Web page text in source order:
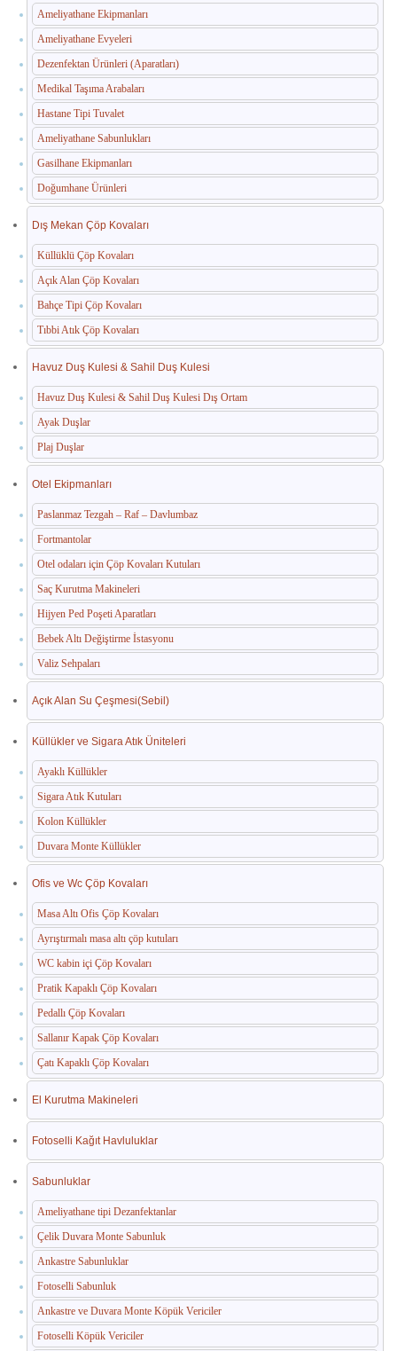
Ameliyathane Ekipmanları
Ameliyathane Evyeleri
Dezenfektan Ürünleri (Aparatları)
Medikal Taşıma Arabaları
Hastane Tipi Tuvalet
Ameliyathane Sabunlukları
Gasilhane Ekipmanları
Doğumhane Ürünleri
Dış Mekan Çöp Kovaları
Küllüklü Çöp Kovaları
Açık Alan Çöp Kovaları
Bahçe Tipi Çöp Kovaları
Tıbbi Atık Çöp Kovaları
Havuz Duş Kulesi & Sahil Duş Kulesi
Havuz Duş Kulesi & Sahil Duş Kulesi Dış Ortam
Ayak Duşlar
Plaj Duşlar
Otel Ekipmanları
Paslanmaz Tezgah – Raf – Davlumbaz
Fortmantolar
Otel odaları için Çöp Kovaları Kutuları
Saç Kurutma Makineleri
Hijyen Ped Poşeti Aparatları
Bebek Altı Değiştirme İstasyonu
Valiz Sehpaları
Açık Alan Su Çeşmesi(Sebil)
Küllükler ve Sigara Atık Üniteleri
Ayaklı Küllükler
Sigara Atık Kutuları
Kolon Küllükler
Duvara Monte Küllükler
Ofis ve Wc Çöp Kovaları
Masa Altı Ofis Çöp Kovaları
Ayrıştırmalı masa altı çöp kutuları
WC kabin içi Çöp Kovaları
Pratik Kapaklı Çöp Kovaları
Pedallı Çöp Kovaları
Sallanır Kapak Çöp Kovaları
Çatı Kapaklı Çöp Kovaları
El Kurutma Makineleri
Fotoselli Kağıt Havluluklar
Sabunluklar
Ameliyathane tipi Dezanfektanlar
Çelik Duvara Monte Sabunluk
Ankastre Sabunluklar
Fotoselli Sabunluk
Ankastre ve Duvara Monte Köpük Vericiler
Fotoselli Köpük Vericiler